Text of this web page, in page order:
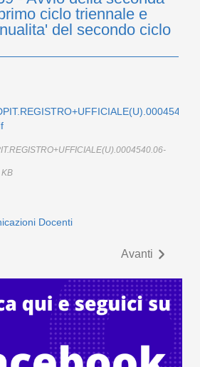
ciclo triennale e
del secondo ciclo
Docenti
Avanti